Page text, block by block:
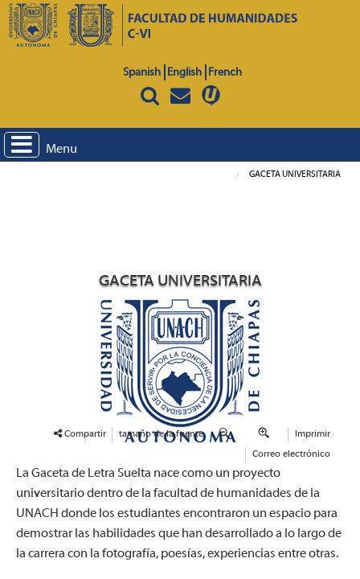
Spanish English French
Menu
GACETA UNIVERSITARIA
GACETA UNIVERSITARIA
Compartir tamaño de la fuente Imprimir
Correo electrónico
La Gaceta de Letra Suelta nace como un proyecto
universitario dentro de la facultad de humanidades de la
UNACH donde los estudiantes encontraron un espacio para
demostrar las habilidades que han desarrollado a lo largo de
la carrera con la fotografía, poesías, experiencias entre otras.